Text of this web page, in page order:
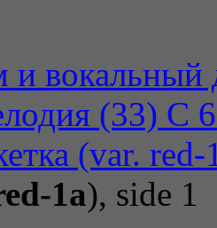
1a), side 1